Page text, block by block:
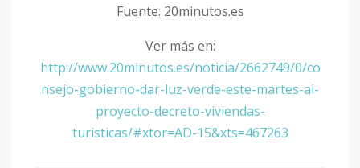
Fuente: 20minutos.es
Ver más en:
http://www.20minutos.es/noticia/2662749/0/co
nsejo-gobierno-dar-luz-verde-este-martes-al-
proyecto-decreto-viviendas-
turisticas/#xtor=AD-15&xts=467263